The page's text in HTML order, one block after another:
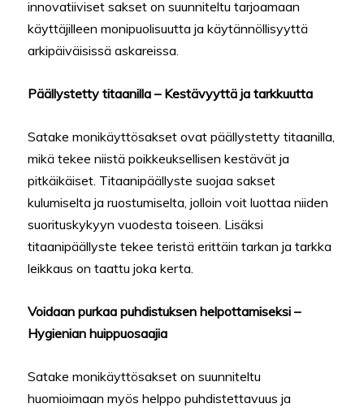
innovatiiviset sakset on suunniteltu tarjoamaan
käyttäjilleen monipuolisuutta ja käytännöllisyyttä
arkipäiväisissä askareissa.
Päällystetty titaanilla – Kestävyyttä ja tarkkuutta
Satake monikäyttösakset ovat päällystetty titaanilla,
mikä tekee niistä poikkeuksellisen kestävät ja
pitkäikäiset. Titaanipäällyste suojaa sakset
kulumiselta ja ruostumiselta, jolloin voit luottaa niiden
suorituskykyyn vuodesta toiseen. Lisäksi
titaanipäällyste tekee teristä erittäin tarkan ja tarkka
leikkaus on taattu joka kerta.
Voidaan purkaa puhdistuksen helpottamiseksi –
Hygienian huippuosaajia
Satake monikäyttösakset on suunniteltu
huomioimaan myös helppo puhdistettavuus ja